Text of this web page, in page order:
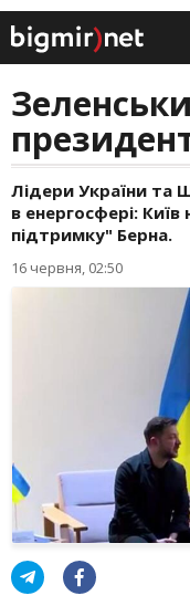
Лідери України та
в енергосфері:
підтримку" Берна.
16 червня, 02:50